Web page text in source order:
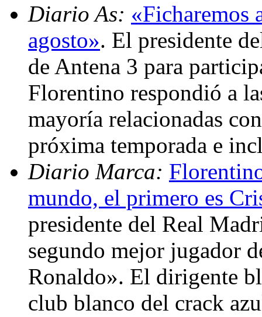
Diario As: «Ficharemos
agosto». El presidente
de Antena 3 para
Florentino respondió a
mayoría relacionadas
próxima temporada e
Diario Marca:
mundo, el primero es
presidente del Real
segundo mejor jugador
Ronaldo». El dirigente
club blanco del crack